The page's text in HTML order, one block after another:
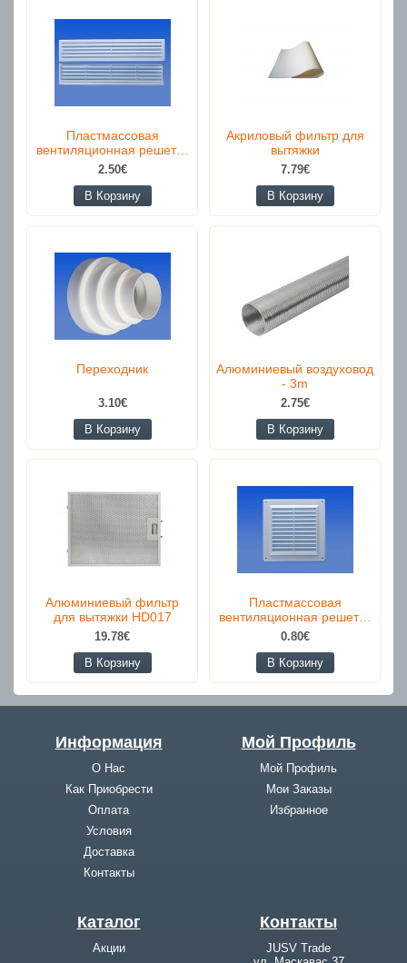
Пластмассовая
вентиляционная решет…
2.50€
В Корзину
Акриловый фильтр для
вытяжки
7.79€
В Корзину
Переходник
3.10€
В Корзину
Алюминиевый воздуховод
- 3m
2.75€
В Корзину
Алюминиевый фильтр
для вытяжки HD017
19.78€
В Корзину
Пластмассовая
вентиляционная решет…
0.80€
В Корзину
Информация
О Нас
Как Приобрести
Оплата
Условия
Доставка
Контакты
Мой Профиль
Мой Профиль
Мои Заказы
Избранное
Каталог
Акции
Контакты
JUSV Trade